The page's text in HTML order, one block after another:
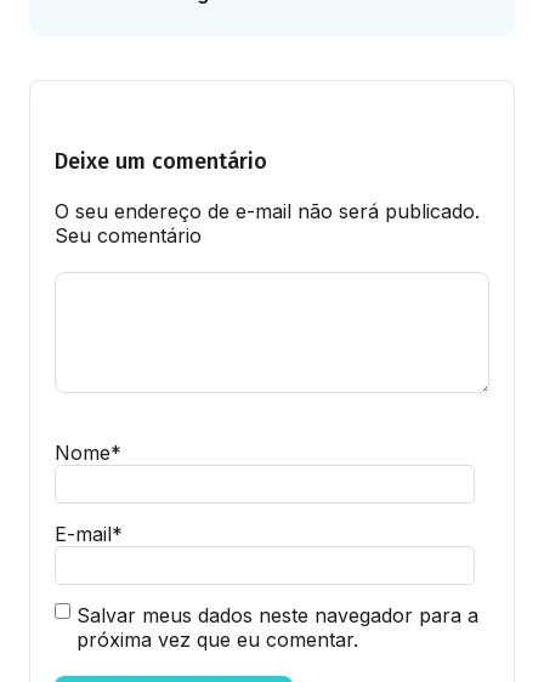
Deixe um comentário
O seu endereço de e-mail não será publicado.
Seu comentário
Nome*
E-mail*
Salvar meus dados neste navegador para a
próxima vez que eu comentar.